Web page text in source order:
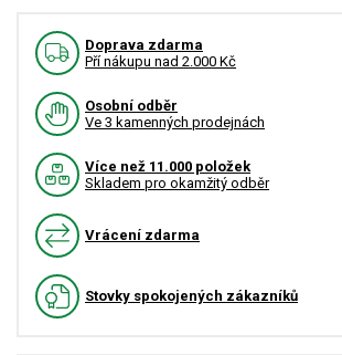
Doprava zdarma
Pří nákupu nad 2.000 Kč
Osobní odběr
Ve 3 kamenných prodejnách
Více než 11.000 položek
Skladem pro okamžitý odběr
Vrácení zdarma
Stovky spokojených zákazníků